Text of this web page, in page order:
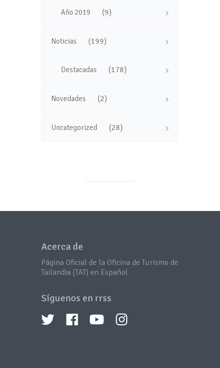
Año 2019 (9)
Noticias (199)
Destacadas (178)
Novedades (2)
Uncategorized (28)
Acerca de
Página Oficial de la Oficina de Turismo de
Tailandia (TAT) en Español
Síguenos en rrss